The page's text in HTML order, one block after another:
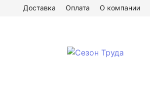
Доставка Оплата О компании